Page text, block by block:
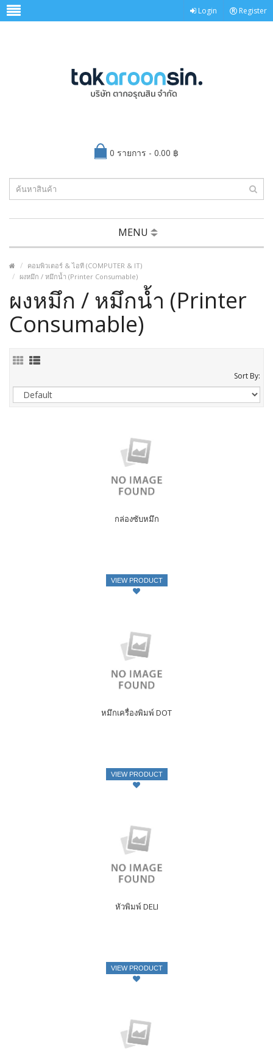
Login Register
0 รายการ - 0.00 ฿
MENU
คอมพิวเตอร์ & ไอที (COMPUTER & IT)
ผงหมึก / หมึกน้ำ (Printer Consumable)
ผงหมึก / หมึกน้ำ (Printer
Consumable)
Sort By:
กล่องซับหมึก
VIEW PRODUCT
หมึกเครื่องพิมพ์ DOT
VIEW PRODUCT
หัวพิมพ์ DELI
VIEW PRODUCT